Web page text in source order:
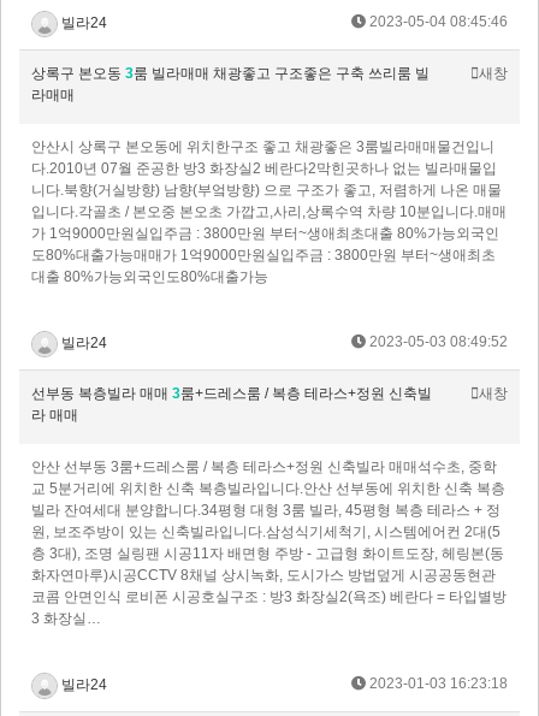
빌라24 2023-05-04 08:45:46
상록구 본오동 3룸 빌라매매 채광좋고 구조좋은 구축 쓰리룸 빌
라매매
새창
안산시 상록구 본오동에 위치한구조 좋고 채광좋은 3룸빌라매매물건입니
다.2010년 07월 준공한 방3 화장실2 베란다2막힌곳하나 없는 빌라매물입
니다.북향(거실방향) 남향(부엌방향) 으로 구조가 좋고, 저렴하게 나온 매물
입니다.각골초 / 본오중 본오초 가깝고,사리,상록수역 차량 10분입니다.매매
가 1억9000만원실입주금 : 3800만원 부터~생애최초대출 80%가능외국인
도80%대출가능매매가 1억9000만원실입주금 : 3800만원 부터~생애최초
대출 80%가능외국인도80%대출가능
빌라24 2023-05-03 08:49:52
선부동 복층빌라 매매 3룸+드레스룸 / 복층 테라스+정원 신축빌
라 매매
새창
안산 선부동 3룸+드레스룸 / 복층 테라스+정원 신축빌라 매매석수초, 중학
교 5분거리에 위치한 신축 복층빌라입니다.안산 선부동에 위치한 신축 복층
빌라 잔여세대 분양합니다.34평형 대형 3룸 빌라, 45평형 복층 테라스 + 정
원, 보조주방이 있는 신축빌라입니다.삼성식기세척기, 시스템에어컨 2대(5
층 3대), 조명 실링팬 시공11자 배면형 주방 - 고급형 화이트도장, 헤링본(동
화자연마루)시공CCTV 8채널 상시녹화, 도시가스 방법덮게 시공​공동현관
코콤 안면인식 로비폰 시공​호실구조 : 방3 화장실2(욕조) 베란다 = 타입별방
3 화장실…
빌라24 2023-01-03 16:23:18